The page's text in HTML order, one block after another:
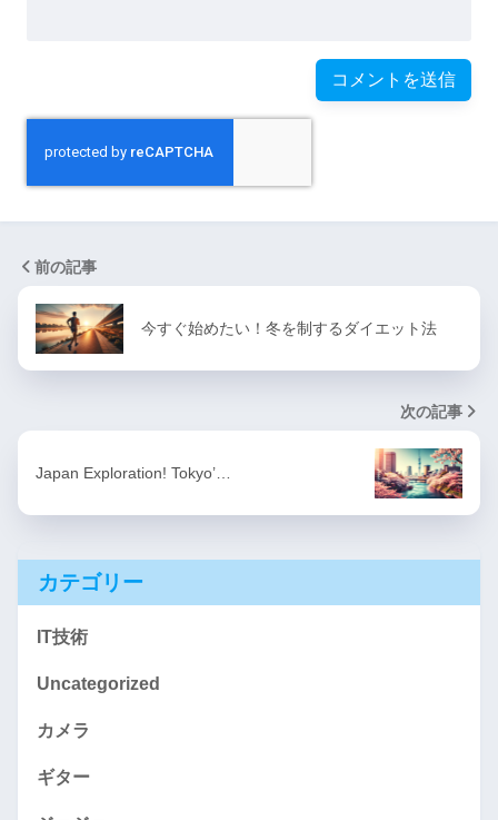
前の記事
今すぐ始めたい！冬を制するダイエット法
次の記事
Japan Exploration! Tokyo’…
カテゴリー
IT技術
Uncategorized
カメラ
ギター